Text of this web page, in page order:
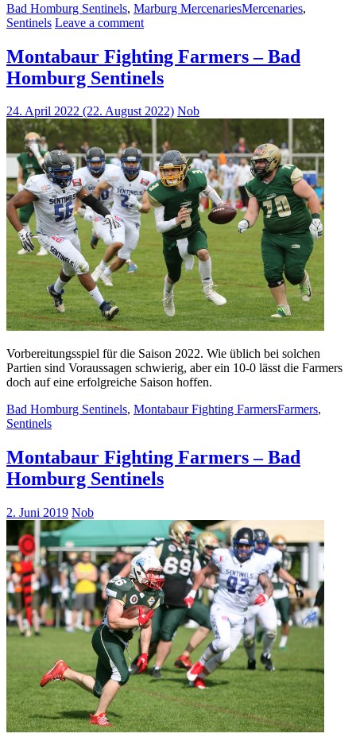
Bad Homburg Sentinels, Marburg MercenariesMercenaries,
Sentinels Leave a comment
Montabaur Fighting Farmers – Bad
Homburg Sentinels
24. April 2022 (22. August 2022) Nob
Vorbereitungsspiel für die Saison 2022. Wie üblich bei solchen
Partien sind Voraussagen schwierig, aber ein 10-0 lässt die Farmers
doch auf eine erfolgreiche Saison hoffen.
Bad Homburg Sentinels, Montabaur Fighting FarmersFarmers,
Sentinels
Montabaur Fighting Farmers – Bad
Homburg Sentinels
2. Juni 2019 Nob